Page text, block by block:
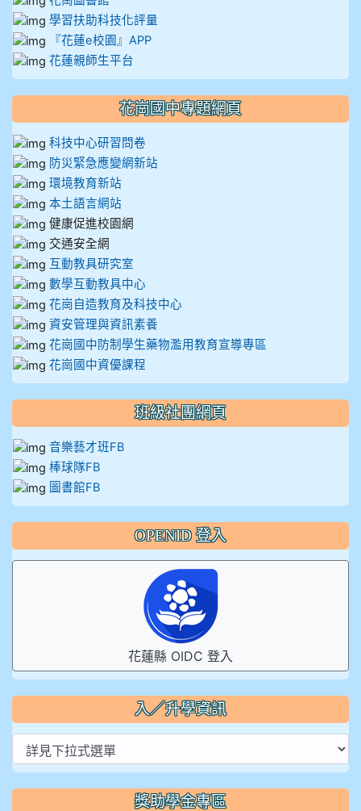
學習扶助科技化評量
『花蓮e校園』APP
花蓮親師生平台
花崗國中專題網頁
科技中心研習問卷
防災緊急應變網新站
環境教育新站
本土語言網站
健康促進校園網
交通安全網
互動教具研究室
數學互動教具中心
花崗自造教育及科技中心
資安管理與資訊素養
花崗國中防制學生藥物濫用教育宣導專區
花崗國中資優課程
班級社團網頁
音樂藝才班FB
棒球隊FB
圖書館FB
OPENID 登入
花蓮縣 OIDC 登入
入／升學資訊
獎助學金專區